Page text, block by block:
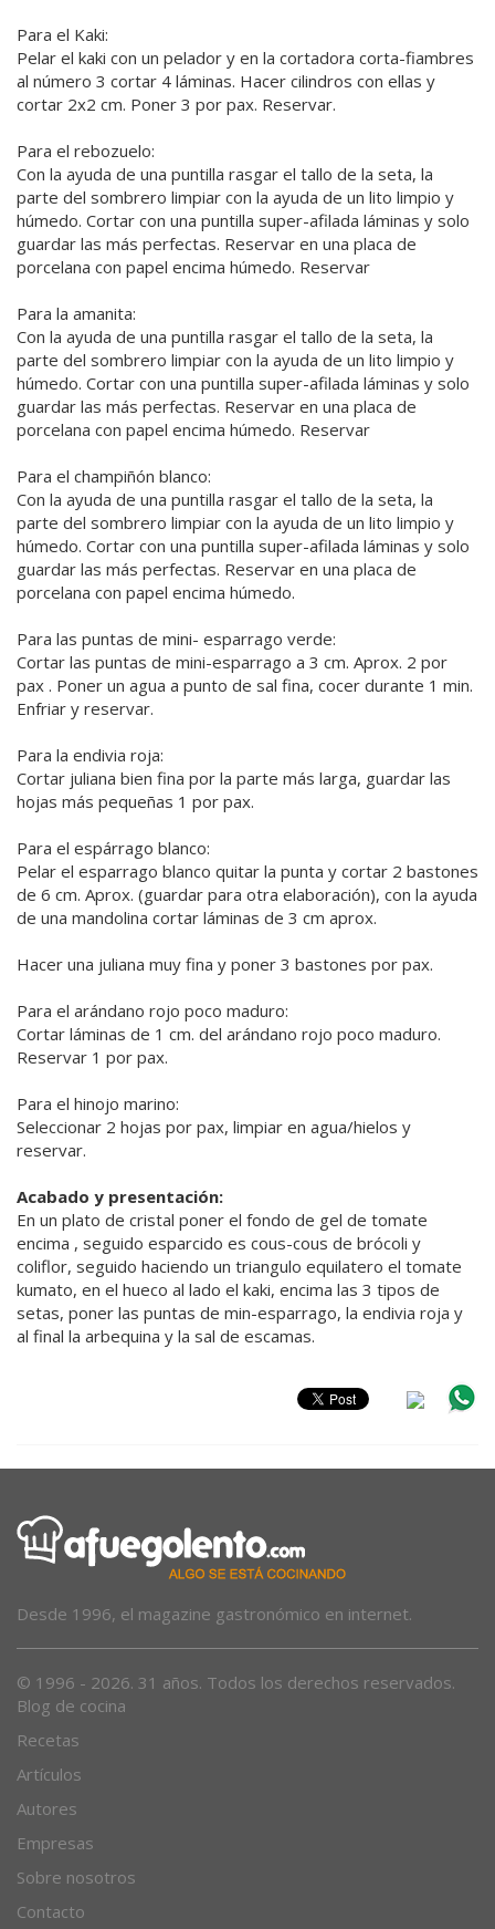
Para el Kaki:
Pelar el kaki con un pelador y en la cortadora corta-fiambres
al número 3 cortar 4 láminas. Hacer cilindros con ellas y
cortar 2x2 cm. Poner 3 por pax. Reservar.
Para el rebozuelo:
Con la ayuda de una puntilla rasgar el tallo de la seta, la
parte del sombrero limpiar con la ayuda de un lito limpio y
húmedo. Cortar con una puntilla super-afilada láminas y solo
guardar las más perfectas. Reservar en una placa de
porcelana con papel encima húmedo. Reservar
Para la amanita:
Con la ayuda de una puntilla rasgar el tallo de la seta, la
parte del sombrero limpiar con la ayuda de un lito limpio y
húmedo. Cortar con una puntilla super-afilada láminas y solo
guardar las más perfectas. Reservar en una placa de
porcelana con papel encima húmedo. Reservar
Para el champiñón blanco:
Con la ayuda de una puntilla rasgar el tallo de la seta, la
parte del sombrero limpiar con la ayuda de un lito limpio y
húmedo. Cortar con una puntilla super-afilada láminas y solo
guardar las más perfectas. Reservar en una placa de
porcelana con papel encima húmedo.
Para las puntas de mini- esparrago verde:
Cortar las puntas de mini-esparrago a 3 cm. Aprox. 2 por
pax . Poner un agua a punto de sal fina, cocer durante 1 min.
Enfriar y reservar.
Para la endivia roja:
Cortar juliana bien fina por la parte más larga, guardar las
hojas más pequeñas 1 por pax.
Para el espárrago blanco:
Pelar el esparrago blanco quitar la punta y cortar 2 bastones
de 6 cm. Aprox. (guardar para otra elaboración), con la ayuda
de una mandolina cortar láminas de 3 cm aprox.
Hacer una juliana muy fina y poner 3 bastones por pax.
Para el arándano rojo poco maduro:
Cortar láminas de 1 cm. del arándano rojo poco maduro.
Reservar 1 por pax.
Para el hinojo marino:
Seleccionar 2 hojas por pax, limpiar en agua/hielos y
reservar.
Acabado y presentación:
En un plato de cristal poner el fondo de gel de tomate
encima , seguido esparcido es cous-cous de brócoli y
coliflor, seguido haciendo un triangulo equilatero el tomate
kumato, en el hueco al lado el kaki, encima las 3 tipos de
setas, poner las puntas de min-esparrago, la endivia roja y
al final la arbequina y la sal de escamas.
Desde 1996, el magazine gastronómico en internet.
© 1996 - 2026. 31 años. Todos los derechos reservados.
Blog de cocina
Recetas
Artículos
Autores
Empresas
Sobre nosotros
Contacto